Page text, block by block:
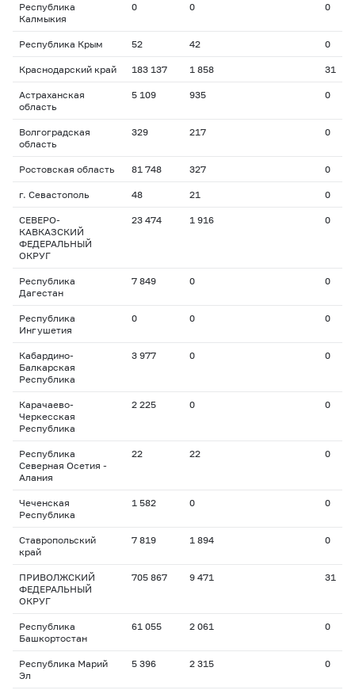
Республика
Калмыкия
0 0 0
Республика Крым 52 42 0
Краснодарский край 183 137 1 858 31
Астраханская
область
5 109 935 0
Волгоградская
область
329 217 0
Ростовская область 81 748 327 0
г. Севастополь 48 21 0
СЕВЕРО-
КАВКАЗСКИЙ
ФЕДЕРАЛЬНЫЙ
ОКРУГ
23 474 1 916 0
Республика
Дагестан
7 849 0 0
Республика
Ингушетия
0 0 0
Кабардино-
Балкарская
Республика
3 977 0 0
Карачаево-
Черкесская
Республика
2 225 0 0
Республика
Северная Осетия -
Алания
22 22 0
Чеченская
Республика
1 582 0 0
Ставропольский
край
7 819 1 894 0
ПРИВОЛЖСКИЙ
ФЕДЕРАЛЬНЫЙ
ОКРУГ
705 867 9 471 31
Республика
Башкортостан
61 055 2 061 0
Республика Марий
Эл
5 396 2 315 0